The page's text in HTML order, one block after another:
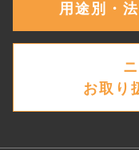
用途別・
お取り